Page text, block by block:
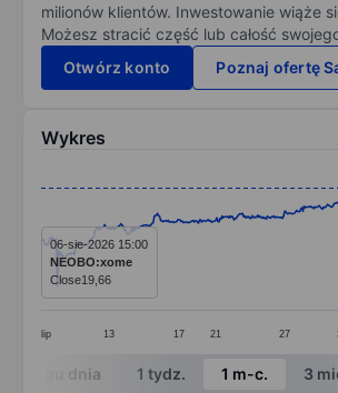
milionów klientów. Inwestowanie wiąże
Możesz stracić część lub całość
Otwórz konto
Poznaj ofertę
Wykres
Line chart with 358 data points.
The chart has 1 X axis displaying
The chart has 1 Y axis displaying
lip 13 17 21 27
06-sie-2026 15:00
NEOBO:xome
Close19,66
End of interactive chart.
W ciągu dnia 1 tydz. 1 m-c. 3